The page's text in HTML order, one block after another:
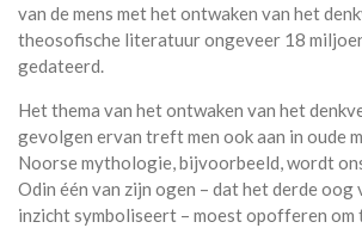
van de mens met het ontwaken van het
theosofische literatuur ongeveer 18
gedateerd.
Het thema van het ontwaken van het
gevolgen ervan treft men ook aan in oude
Noorse mythologie, bijvoorbeeld, wordt
Odin één van zijn ogen – dat het derde
inzicht symboliseert – moest opofferen om